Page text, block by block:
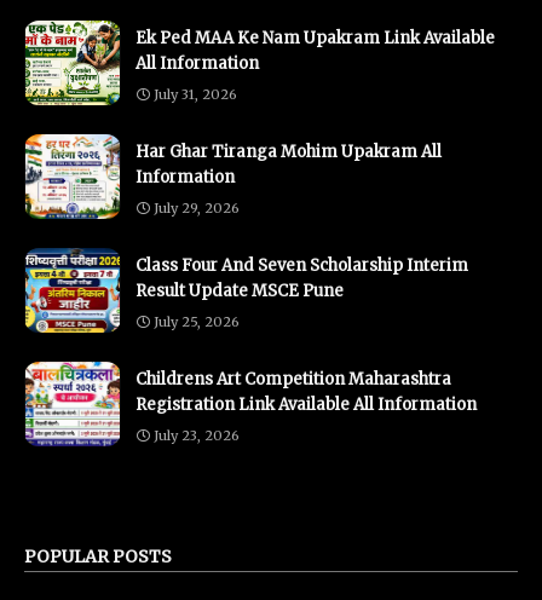
Ek Ped MAA Ke Nam Upakram Link Available
All Information
July 31, 2026
Har Ghar Tiranga Mohim Upakram All
Information
July 29, 2026
Class Four And Seven Scholarship Interim
Result Update MSCE Pune
July 25, 2026
Childrens Art Competition Maharashtra
Registration Link Available All Information
July 23, 2026
POPULAR POSTS